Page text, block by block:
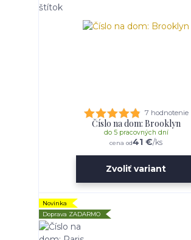
7 hodnotenie
Číslo na dom: Brooklyn
cena od41 €/ks
do 5 pracovných dní
Zvoliť variant
Novinka
Doprava ZADARMO